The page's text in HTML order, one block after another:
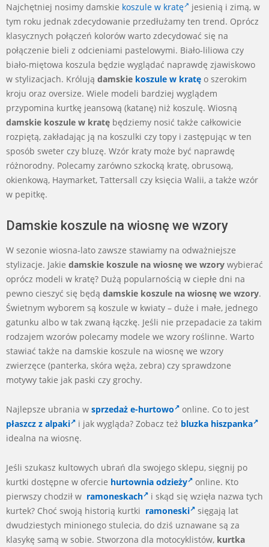
Najchętniej nosimy damskie koszule w kratę
jesienią i zimą, w
tym roku jednak zdecydowanie przedłużamy ten trend. Oprócz
klasycznych połączeń kolorów warto zdecydować się na
połączenie bieli z odcieniami pastelowymi. Biało-liliowa czy
biało-miętowa koszula będzie wyglądać naprawdę zjawiskowo
w stylizacjach. Królują damskie koszule w kratę o szerokim
kroju oraz oversize. Wiele modeli bardziej wyglądem
przypomina kurtkę jeansową (katanę) niż koszulę. Wiosną
damskie koszule w kratę będziemy nosić także całkowicie
rozpiętą, zakładając ją na koszulki czy topy i zastępując w ten
sposób sweter czy bluzę. Wzór kraty może być naprawdę
różnorodny. Polecamy zarówno szkocką kratę, obrusową,
okienkową, Haymarket, Tattersall czy księcia Walii, a także wzór
w pepitkę.
Damskie koszule na wiosnę we wzory
W sezonie wiosna-lato zawsze stawiamy na odważniejsze
stylizacje. Jakie damskie koszule na wiosnę we wzory wybierać
oprócz modeli w kratę? Dużą popularnością w ciepłe dni na
pewno cieszyć się będą damskie koszule na wiosnę we wzory.
Świetnym wyborem są koszule w kwiaty – duże i małe, jednego
gatunku albo w tak zwaną łączkę. Jeśli nie przepadacie za takim
rodzajem wzorów polecamy modele we wzory roślinne. Warto
stawiać także na damskie koszule na wiosnę we wzory
zwierzęce (panterka, skóra węża, zebra) czy sprawdzone
motywy takie jak paski czy grochy.
Najlepsze ubrania w sprzedaż e-hurtowo
online. Co to jest
płaszcz z alpaki
i jak wygląda? Zobacz też bluzka hiszpanka
idealna na wiosnę.
Jeśli szukasz kultowych ubrań dla swojego sklepu, sięgnij po
kurtki dostępne w ofercie hurtownia odzieży
online. Kto
pierwszy chodził w ramoneskach
i skąd się wzięła nazwa tych
kurtek? Choć swoją historią kurtki ramoneski
sięgają lat
dwudziestych minionego stulecia, do dziś uznawane są za
klasykę samą w sobie. Stworzona dla motocyklistów, kurtka